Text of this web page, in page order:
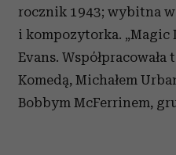
rocznik 1943; wybitna
i kompozytorka. „Magic
Evans.
Komedą, Michałem
Bobbym McFerrinem,